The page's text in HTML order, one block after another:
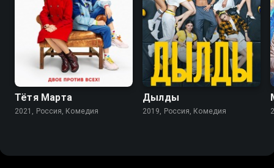
8.3
Тётя Марта
2021, Россия, Комедия
7.8
Дылды
2019, Россия, Комедия